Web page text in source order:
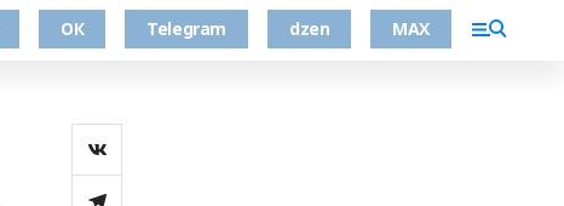
ОК Telegram dzen MAX